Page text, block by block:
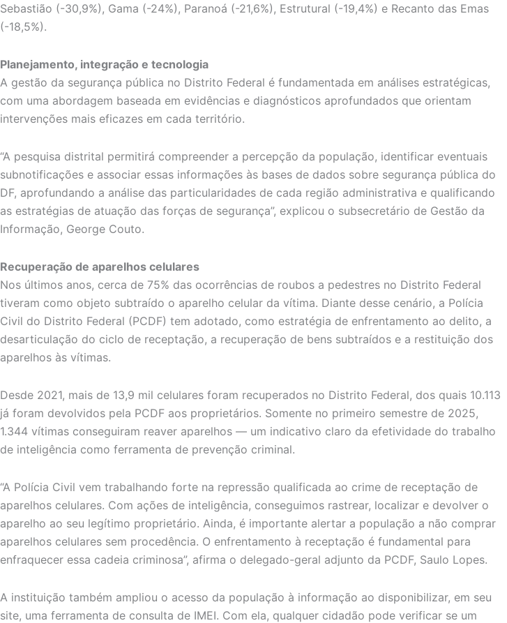
Sebastião (-30,9%), Gama (-24%), Paranoá (-21,6%), Estrutural (-19,4%) e Recanto das Emas
(-18,5%).
Planejamento, integração e tecnologia
A gestão da segurança pública no Distrito Federal é fundamentada em análises estratégicas,
com uma abordagem baseada em evidências e diagnósticos aprofundados que orientam
intervenções mais eficazes em cada território.
“A pesquisa distrital permitirá compreender a percepção da população, identificar eventuais
subnotificações e associar essas informações às bases de dados sobre segurança pública do
DF, aprofundando a análise das particularidades de cada região administrativa e qualificando
as estratégias de atuação das forças de segurança”, explicou o subsecretário de Gestão da
Informação, George Couto.
Recuperação de aparelhos celulares
Nos últimos anos, cerca de 75% das ocorrências de roubos a pedestres no Distrito Federal
tiveram como objeto subtraído o aparelho celular da vítima. Diante desse cenário, a Polícia
Civil do Distrito Federal (PCDF) tem adotado, como estratégia de enfrentamento ao delito, a
desarticulação do ciclo de receptação, a recuperação de bens subtraídos e a restituição dos
aparelhos às vítimas.
Desde 2021, mais de 13,9 mil celulares foram recuperados no Distrito Federal, dos quais 10.113
já foram devolvidos pela PCDF aos proprietários. Somente no primeiro semestre de 2025,
1.344 vítimas conseguiram reaver aparelhos — um indicativo claro da efetividade do trabalho
de inteligência como ferramenta de prevenção criminal.
“A Polícia Civil vem trabalhando forte na repressão qualificada ao crime de receptação de
aparelhos celulares. Com ações de inteligência, conseguimos rastrear, localizar e devolver o
aparelho ao seu legítimo proprietário. Ainda, é importante alertar a população a não comprar
aparelhos celulares sem procedência. O enfrentamento à receptação é fundamental para
enfraquecer essa cadeia criminosa”, afirma o delegado-geral adjunto da PCDF, Saulo Lopes.
A instituição também ampliou o acesso da população à informação ao disponibilizar, em seu
site, uma ferramenta de consulta de IMEI. Com ela, qualquer cidadão pode verificar se um